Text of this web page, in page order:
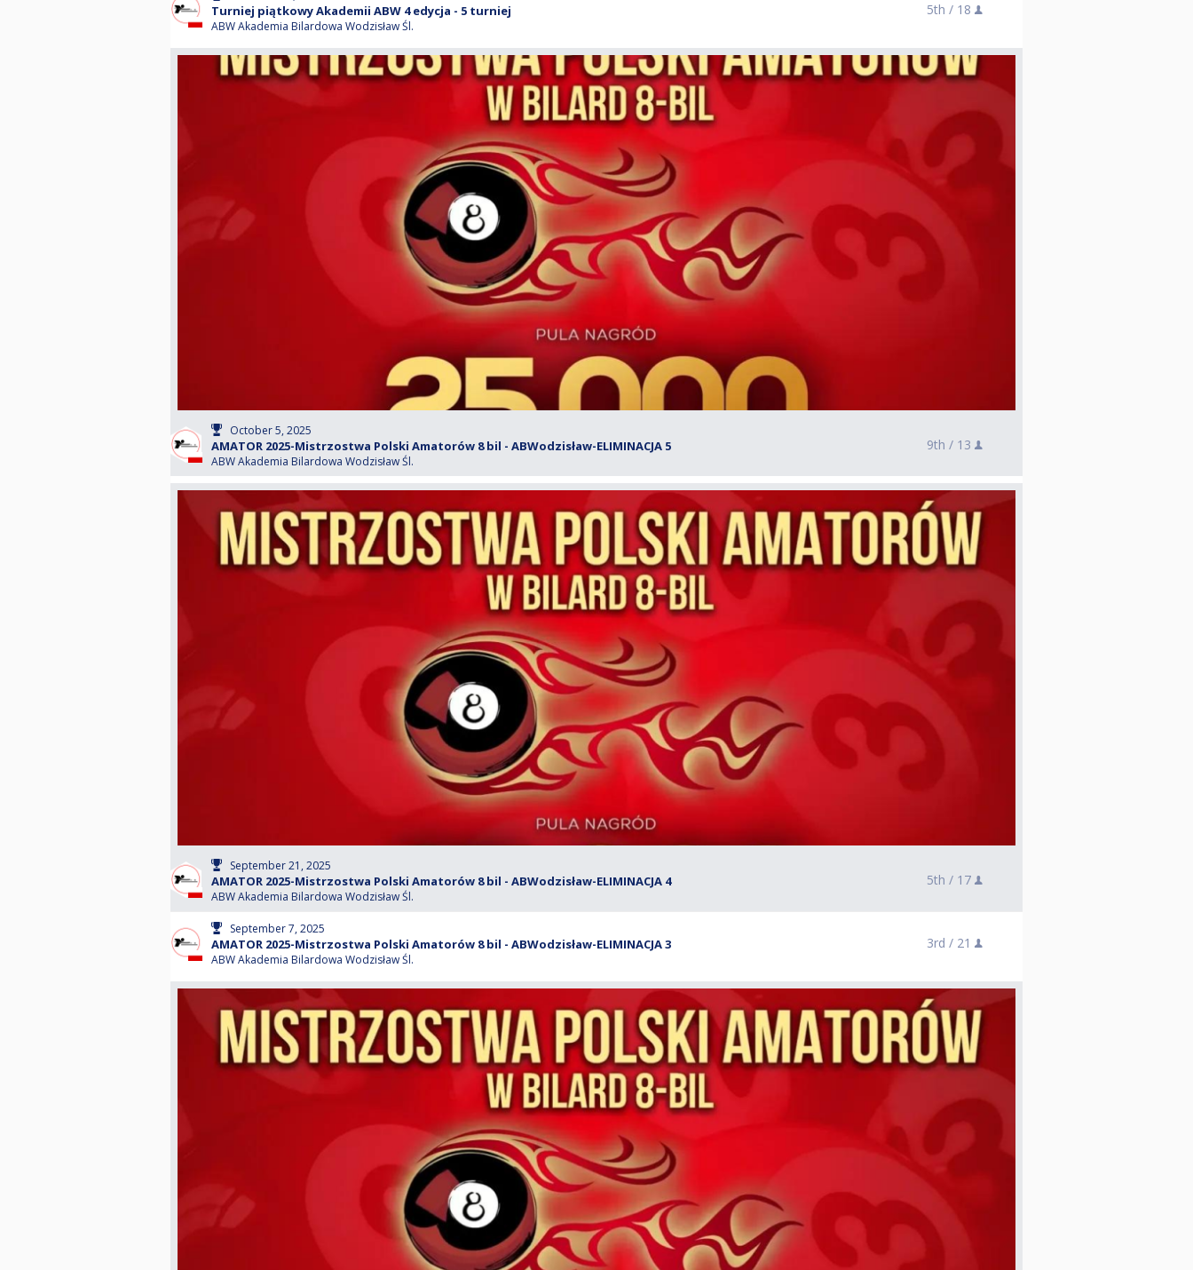
Turniej piątkowy Akademii ABW 4 edycja - 5 turniej
ABW Akademia Bilardowa Wodzisław Śl.
5th / 18
October 5, 2025
AMATOR 2025-Mistrzostwa Polski Amatorów 8 bil - ABWodzisław-ELIMINACJA 5
ABW Akademia Bilardowa Wodzisław Śl.
9th / 13
September 21, 2025
AMATOR 2025-Mistrzostwa Polski Amatorów 8 bil - ABWodzisław-ELIMINACJA 4
ABW Akademia Bilardowa Wodzisław Śl.
5th / 17
September 7, 2025
AMATOR 2025-Mistrzostwa Polski Amatorów 8 bil - ABWodzisław-ELIMINACJA 3
ABW Akademia Bilardowa Wodzisław Śl.
3rd / 21